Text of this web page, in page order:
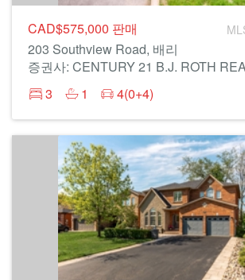
CAD$575,000 판매
203 Southview Road, 배리
증권사: CENTURY 21 B.J. ROTH
3
1 4(0+4)